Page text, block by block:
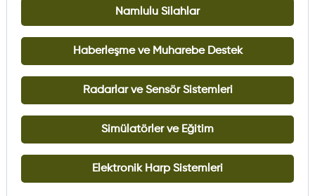
Namlulu Silahlar
Haberleşme ve Muharebe Destek
Radarlar ve Sensör Sistemleri
Simülatörler ve Eğitim
Elektronik Harp Sistemleri